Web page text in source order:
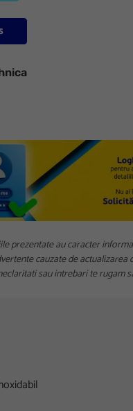
prezentate au caracter
cauzate de actualizarea
sau intrebari te rugam